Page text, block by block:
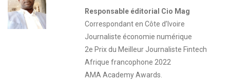
Responsable éditorial Cio Mag
Correspondant en Côte d’Ivoire
Journaliste économie numérique
2e Prix du Meilleur Journaliste Fintech
Afrique francophone 2022
AMA Academy Awards.